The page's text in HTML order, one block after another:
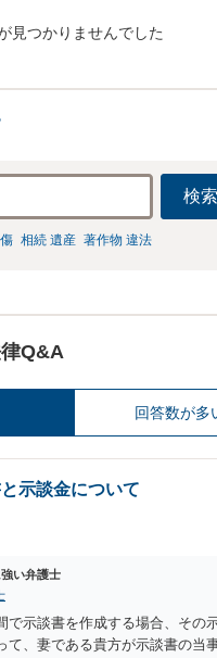
見つかりませんでした
検索
相続 遺産 著作物 違法
Q&A
回答数が多
示談金について
い弁護士
で示談書を作成する場合、その
て、妻である貴方が示談書の当